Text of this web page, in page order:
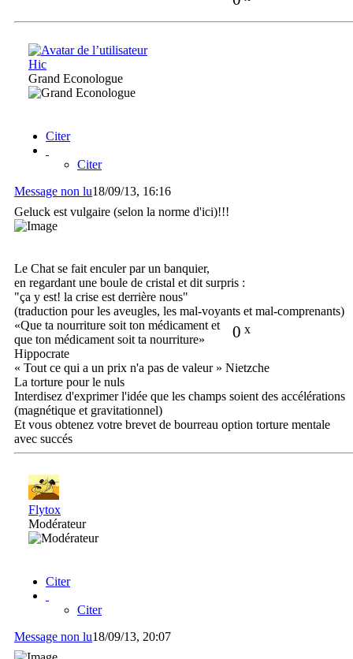
Hic
Grand Econologue
Citer
Citer
Message non lu18/09/13, 16:16
Geluck est vulgaire (selon la norme d'ici)!!!
Le Chat se fait enculer par un banquier,
en regardant une boule de cristal et dit surpris :
"ça y est! la crise est derrière nous"
(traduction pour les aveugles, les mal-voyants et mal-comprenants)
0 x
«Que ta nourriture soit ton médicament et
que ton médicament soit ta nourriture»
Hippocrate
« Tout ce qui a un prix n'a pas de valeur » Nietzche
La torture pour le nuls
Interdisez d'exprimer l'idée que les champs soient des accélérations
(magnétique et gravitationnel)
Et vous obtenez votre brevet de bourreau option torture mentale
avec succés
Flytox
Modérateur
Citer
Citer
Message non lu18/09/13, 20:07